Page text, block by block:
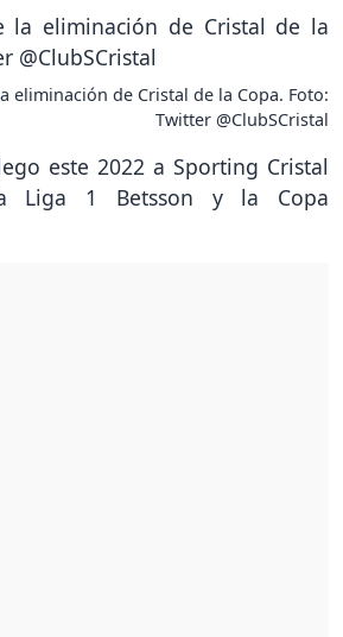
eliminación de Cristal de la Copa. Foto:
Twitter @ClubSCristal
este 2022 a Sporting Cristal
Liga 1 Betsson y la Copa